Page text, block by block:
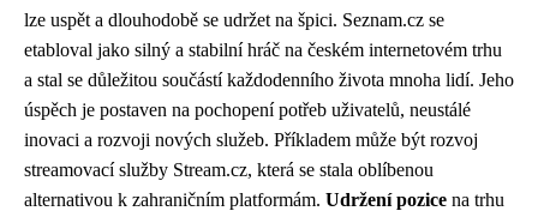
lze uspět a dlouhodobě se udržet na špici. Seznam.cz se
etabloval jako silný a stabilní hráč na českém internetovém trhu
a stal se důležitou součástí každodenního života mnoha lidí. Jeho
úspěch je postaven na pochopení potřeb uživatelů, neustálé
inovaci a rozvoji nových služeb. Příkladem může být rozvoj
streamovací služby Stream.cz, která se stala oblíbenou
alternativou k zahraničním platformám. Udržení pozice na trhu